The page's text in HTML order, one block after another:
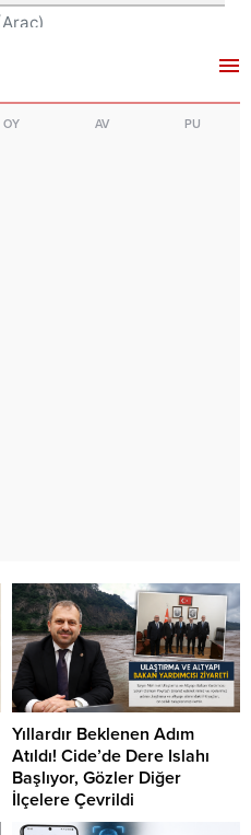
OY AV PU
Yıllardır Beklenen Adım
Atıldı! Cide’de Dere Islahı
Başlıyor, Gözler Diğer
İlçelere Çevrildi